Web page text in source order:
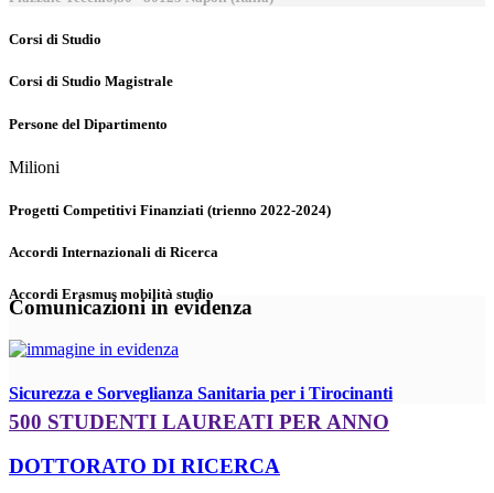
Corsi di Studio
Corsi di Studio Magistrale
Persone del Dipartimento
Milioni
Progetti Competitivi Finanziati (trienno 2022-2024)
Accordi Internazionali di Ricerca
Accordi Erasmus mobilità studio
Comunicazioni in evidenza
Sicurezza e Sorveglianza Sanitaria per i Tirocinanti
500 STUDENTI LAUREATI PER ANNO
DOTTORATO DI RICERCA